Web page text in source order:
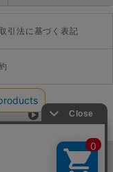
引法に基づく表記
by A.A. Milne and E.H. Shepard.